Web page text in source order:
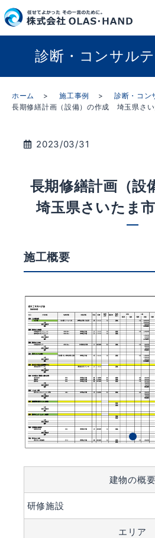
診断・コンサル
ホーム 施工事例
診断・コン
長期修繕計画（設備）の作成 埼玉県さ
2023/03/31
長期修繕計画（
埼玉県さいたま
施工概要
建物の概要
研修施設
エリア